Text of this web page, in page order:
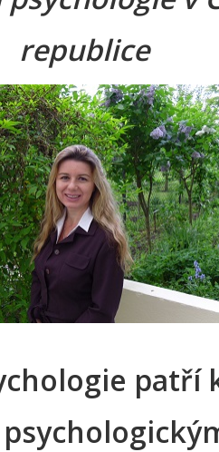
republice
patří